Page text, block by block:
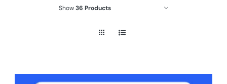
Show36 Products